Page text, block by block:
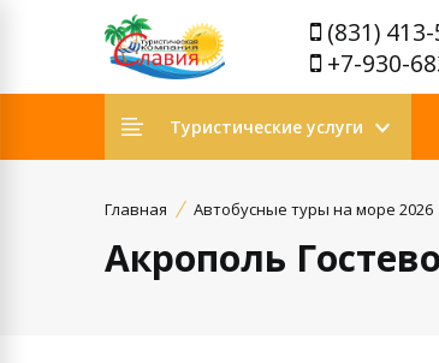
(831)
+7-930-
Туристические услуги
Главная Автобусные туры на море 2026
Акрополь